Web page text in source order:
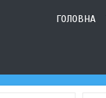
ГОЛОВНА